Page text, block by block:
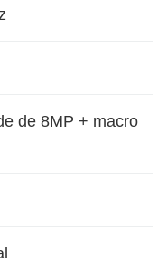
de 8MP + macro